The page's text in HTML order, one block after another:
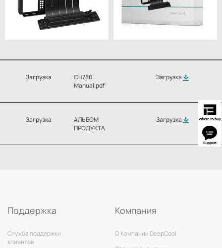
Загрузка
CH780
Manual.pdf
Загрузка
Загрузка
АЛЬБОМ
ПРОДУКТА
Загрузка
Поддержка
Служба поддержки
клиентов
Компания
О Компании DeepCool